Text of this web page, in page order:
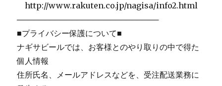
http://www.rakuten.co.jp/nagisa/info2.html
──────────────────────────
■プライバシー保護について■
ナギサビールでは、お客様とのやり取りの中で得た
個人情報
住所氏名、メールアドレスなどを、受注配送業務に